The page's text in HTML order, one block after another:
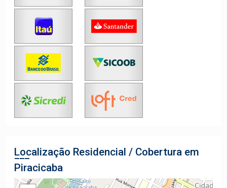
Localização Residencial / Cobertura em
Piracicaba